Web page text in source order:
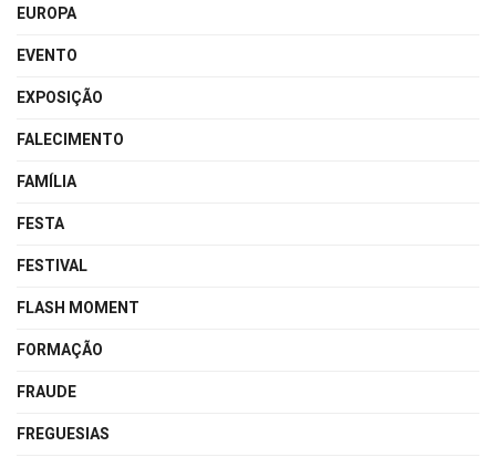
EUROPA
EVENTO
EXPOSIÇÃO
FALECIMENTO
FAMÍLIA
FESTA
FESTIVAL
FLASH MOMENT
FORMAÇÃO
FRAUDE
FREGUESIAS